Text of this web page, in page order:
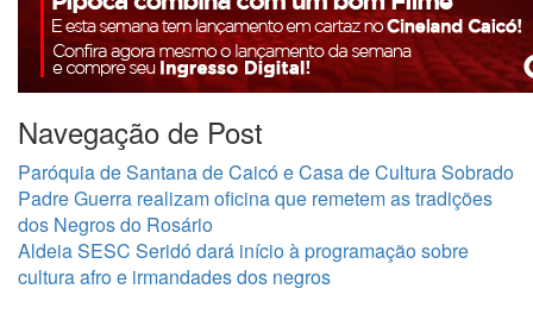
Navegação de Post
Paróquia de Santana de Caicó e Casa de Cultura Sobrado
Padre Guerra realizam oficina que remetem as tradições
dos Negros do Rosário
Aldeia SESC Seridó dará início à programação sobre
cultura afro e irmandades dos negros